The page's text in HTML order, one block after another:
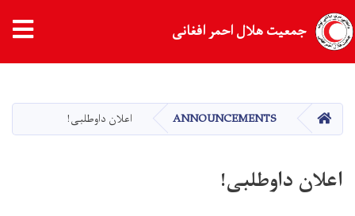
main
content
جمعیت هلال احمر افغانی
HOME
ANNOUNCEMENTS اعلان داوطلبی!
اعلان داوطلبی!